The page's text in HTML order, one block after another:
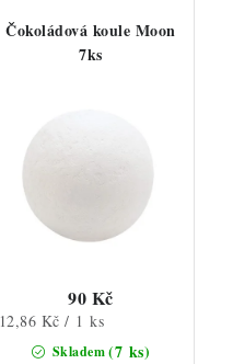
Čokoládová koule Moon
7ks
Skladem(7 ks)
90 Kč
Měrná
12,86 Kč / 1 ks